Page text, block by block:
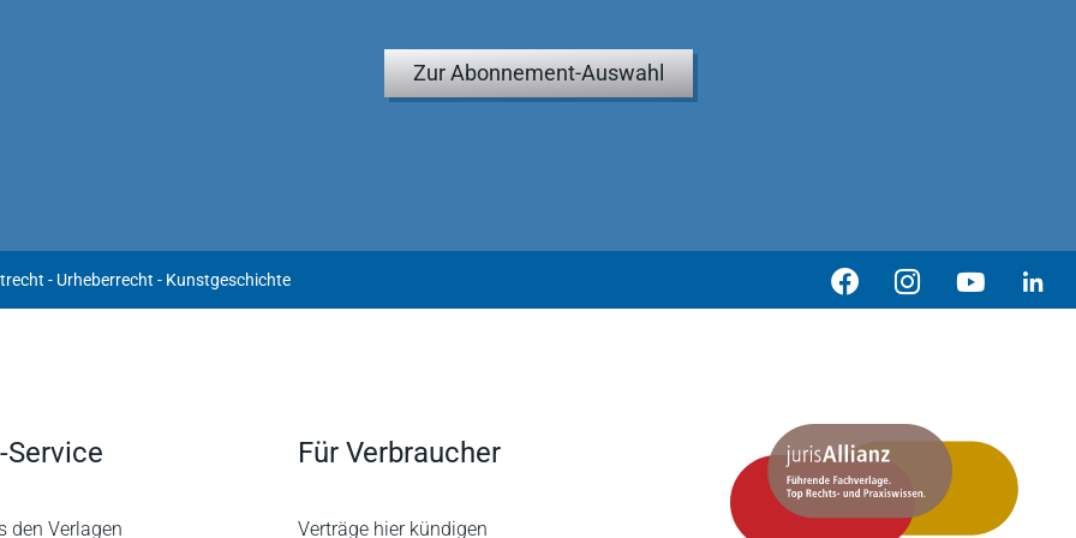
Zur Abonnement-Auswahl
- Urheberrecht - Kunstgeschichte
den Verlagen
Für Verbraucher
Verträge hier kündigen